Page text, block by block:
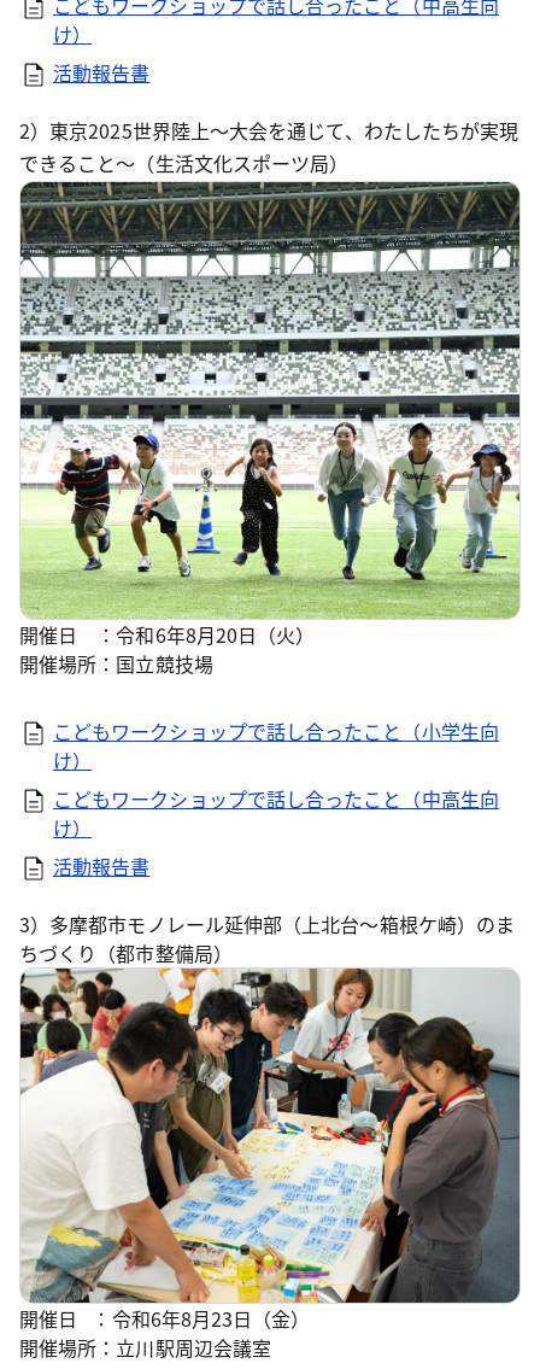
け）
活動報告書
2）東京2025世界陸上～大会を通じて、わたしたちが実現
できること～（生活文化スポーツ局）
開催日 ：令和6年8月20日（火）
開催場所：国立競技場
こどもワークショップで話し合ったこと（小学生向
け）
こどもワークショップで話し合ったこと（中高生向
け）
活動報告書
3）多摩都市モノレール延伸部（上北台～箱根ケ崎）のま
ちづくり（都市整備局）
開催日 ：令和6年8月23日（金）
開催場所：立川駅周辺会議室